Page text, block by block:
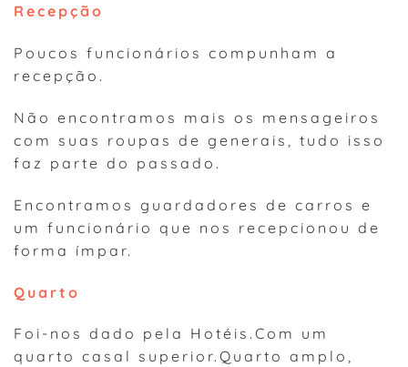
Recepção
Poucos funcionários compunham a
recepção.
Não encontramos mais os mensageiros
com suas roupas de generais, tudo isso
faz parte do passado.
Encontramos guardadores de carros e
um funcionário que nos recepcionou de
forma ímpar.
Quarto
Foi-nos dado pela Hotéis.Com um
quarto casal superior.Quarto amplo,